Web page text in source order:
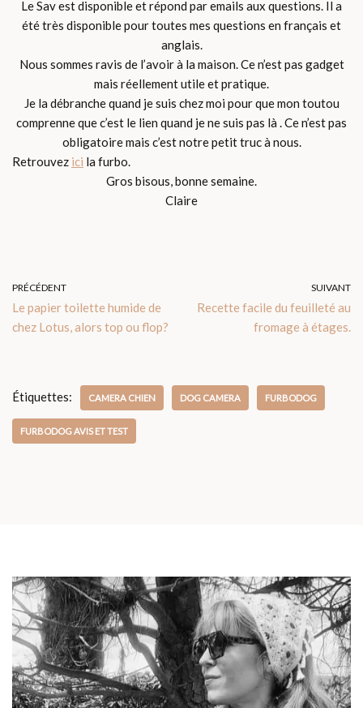
Le Sav est disponible et répond par emails aux questions. Il a
été très disponible pour toutes mes questions en français et
anglais.
Nous sommes ravis de l’avoir à la maison. Ce n’est pas gadget
mais réellement utile et pratique.
Je la débranche quand je suis chez moi pour que mon toutou
comprenne que c’est le lien quand je ne suis pas là . Ce n’est pas
obligatoire mais c’est notre petit truc à nous.
Retrouvez ici la furbo.
Gros bisous, bonne semaine.
Claire
PRÉCÉDENT
Le papier toilette humide de
chez Lotus, alors top ou flop?
SUIVANT
Recette facile du feuilleté au
fromage à étages.
Étiquettes: CAMERA CHIEN DOG CAMERA FURBODOG
FURBODOG AVIS ET TEST